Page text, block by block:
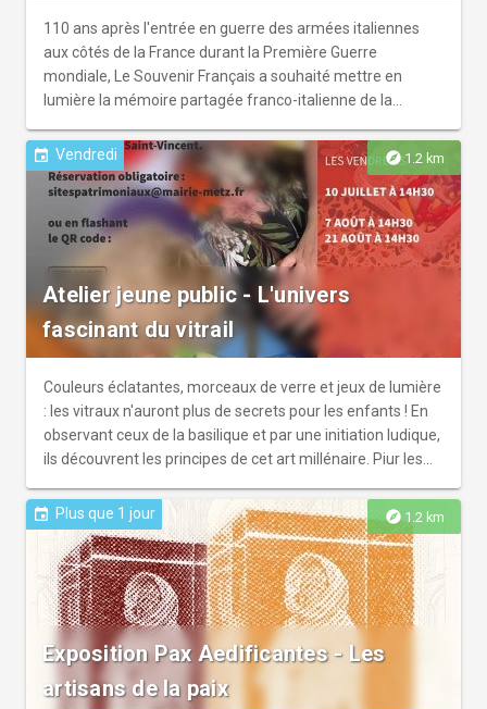
110 ans après l'entrée en guerre des armées italiennes
aux côtés de la France durant la Première Guerre
mondiale, Le Souvenir Français a souhaité mettre en
lumière la mémoire partagée franco-italienne de la
de journaux français et italiens de 1914 à 1918.
explore 1.2 km
event Vendredi
Atelier jeune public - L'univers
fascinant du vitrail
Couleurs éclatantes, morceaux de verre et jeux de lumière
: les vitraux n'auront plus de secrets pour les enfants ! En
observant ceux de la basilique et par une initiation ludique,
ils découvrent les principes de cet art millénaire. Piur les
explore 1.2 km
event Plus que 1 jour
Exposition Pax Aedificantes - Les
artisans de la paix